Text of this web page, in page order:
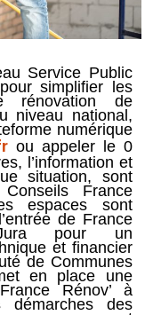
Service Public
simplifier les
rénovation de
niveau national,
numérique
ou appeler le 0
l’information et
situation, sont
France
espaces sont
de France
pour un
et financier
de Communes
en place une
Rénov’ à
démarches des